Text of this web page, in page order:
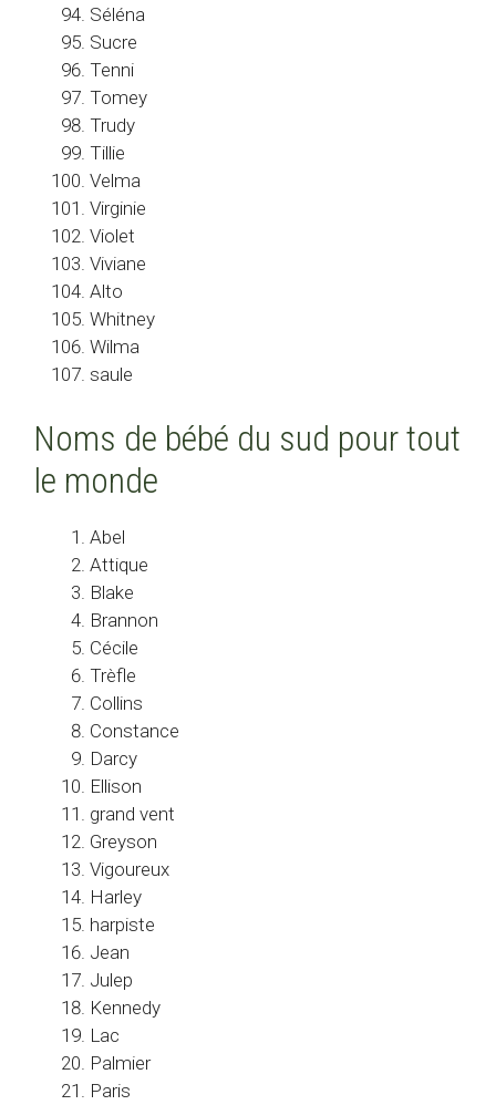
Séléna
Sucre
Tenni
Tomey
Trudy
Tillie
Velma
Virginie
Violet
Viviane
Alto
Whitney
Wilma
saule
Noms de bébé du sud pour tout
le monde
Abel
Attique
Blake
Brannon
Cécile
Trèfle
Collins
Constance
Darcy
Ellison
grand vent
Greyson
Vigoureux
Harley
harpiste
Jean
Julep
Kennedy
Lac
Palmier
Paris